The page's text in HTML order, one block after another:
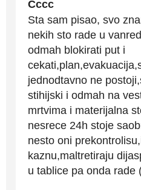
Cccc
Sta sam pisao, svo
nekih sto rade u
odmah blokirati put i
jednodtavno ne
stihijski i odmah na
mrtvima i materijalna
nesrece 24h stoje
nesto oni
kaznu,maltretiraju
u tablice pa onda rade